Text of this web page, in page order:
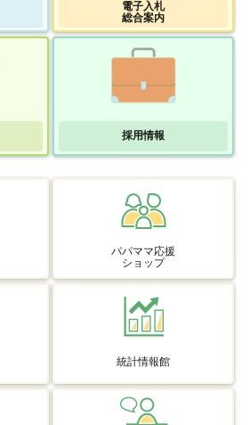
電子入札
総合案内
採用情報
パパママ応援
ショップ
統計情報館